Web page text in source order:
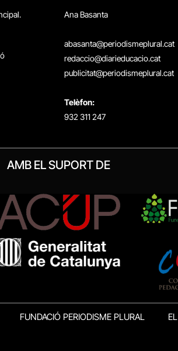
Ana Basanta
abasanta@periodismeplural.cat
redaccio@diarieducacio.cat
publicitat@periodismeplural.cat
Telèfon:
932 311 247
AMB EL SUPORT DE
FUNDACIÓ PERIODISME PLURAL